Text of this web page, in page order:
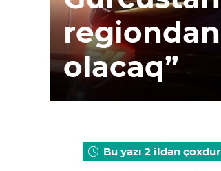
regiondan
olacaq”
Bu yazı 2 ildən